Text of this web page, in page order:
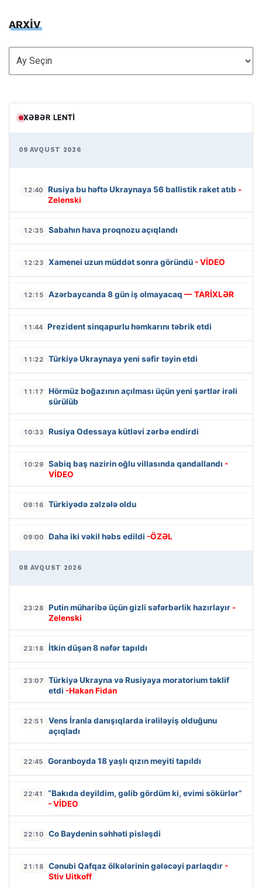
ARXİV
ARXİV
XƏBƏR LENTI
09 AVQUST 2026
12:40 Rusiya bu həftə Ukraynaya 56 ballistik raket atıb -
Zelenski
12:35 Sabahın hava proqnozu açıqlandı
12:23 Xamenei uzun müddət sonra göründü - VİDEO
12:15 Azərbaycanda 8 gün iş olmayacaq — TARİXLƏR
11:44 Prezident sinqapurlu həmkarını təbrik etdi
11:22 Türkiyə Ukraynaya yeni səfir təyin etdi
11:17
Hörmüz boğazının açılması üçün yeni şərtlər irəli
sürülüb
10:33 Rusiya Odessaya kütləvi zərbə endirdi
10:29 Sabiq baş nazirin oğlu villasında qandallandı -
VİDEO
09:16 Türkiyədə zəlzələ oldu
09:00 Daha iki vəkil həbs edildi -ÖZƏL
08 AVQUST 2026
23:28 Putin müharibə üçün gizli səfərbərlik hazırlayır -
Zelenski
23:18 İtkin düşən 8 nəfər tapıldı
23:07
Türkiyə Ukrayna və Rusiyaya moratorium təklif
etdi -Hakan Fidan
22:51
Vens İranla danışıqlarda irəliləyiş olduğunu
açıqladı
22:45 Goranboyda 18 yaşlı qızın meyiti tapıldı
22:41
“Bakıda deyildim, gəlib gördüm ki, evimi sökürlər”
- VİDEO
22:10 Co Baydenin səhhəti pisləşdi
21:18 Cənubi Qafqaz ölkələrinin gələcəyi parlaqdır -
Stiv Uitkoff